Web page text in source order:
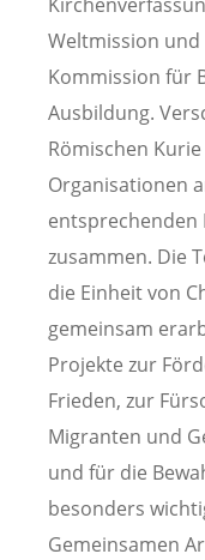
Weltmission
Kommission für
Ausbildung.
Römischen
Organisationen
entsprechenden
zusammen. Die
die Einheit von
gemeinsam
Projekte zur
Frieden, zur
Migranten und
und für die
besonders
Gemeinsamen